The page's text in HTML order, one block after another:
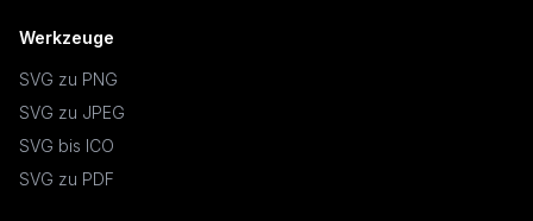
Werkzeuge
SVG zu PNG
SVG zu JPEG
SVG bis ICO
SVG zu PDF